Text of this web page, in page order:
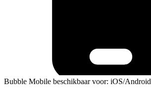
Bubble Mobile beschikbaar voor: iOS/Android